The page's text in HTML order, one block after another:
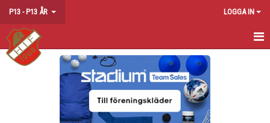
P13 - P13 ÅR LOGGA IN
HEM